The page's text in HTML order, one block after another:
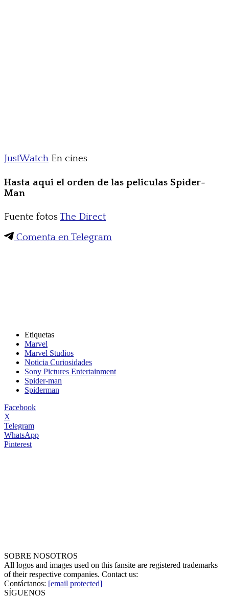
JustWatch En cines
Hasta aquí el orden de las películas Spider-
Man
Fuente fotosThe Direct
Comenta en Telegram
Etiquetas
Marvel
Marvel Studios
Noticia Curiosidades
Sony Pictures Entertainment
Spider-man
Spiderman
Facebook
X
Telegram
WhatsApp
Pinterest
SOBRE NOSOTROS
All logos and images used on this fansite are registered trademarks
of their respective companies. Contact us:
Contáctanos: [email protected]
SÍGUENOS